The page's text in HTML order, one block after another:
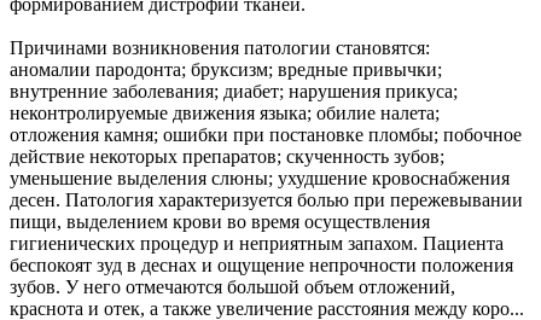
формированием дистрофии тканей.
Причинами возникновения патологии становятся:
аномалии пародонта; бруксизм; вредные привычки;
внутренние заболевания; диабет; нарушения прикуса;
неконтролируемые движения языка; обилие налета;
отложения камня; ошибки при постановке пломбы; побочное
действие некоторых препаратов; скученность зубов;
уменьшение выделения слюны; ухудшение кровоснабжения
десен. Патология характеризуется болью при пережевывании
пищи, выделением крови во время осуществления
гигиенических процедур и неприятным запахом. Пациента
беспокоят зуд в деснах и ощущение непрочности положения
зубов. У него отмечаются большой объем отложений,
краснота и отек, а также увеличение расстояния между коро...